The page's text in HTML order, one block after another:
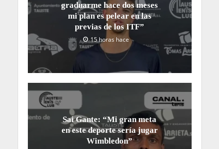
graduarme hace dos meses
mi plan es pelear en las
previas de los ITF”
15 horas hace
Sai Gante: “Mi gran meta
en este deporte sería jugar
Wimbledon”